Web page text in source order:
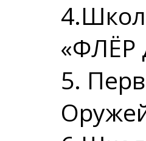
«ФЛЁР
5.